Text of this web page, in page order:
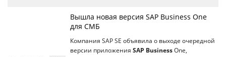
Вышла новая версия SAP Business One
для СМБ
Компания SAP SE объявила о выходе очередной
версии приложения SAP Business One,